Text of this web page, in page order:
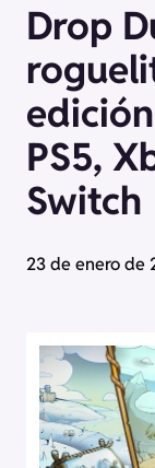
Drop
PS5,
Switch
23 de enero de